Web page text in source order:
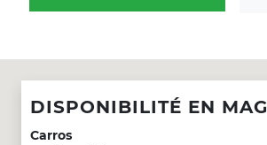
DISPONIBILITÉ EN
Carros